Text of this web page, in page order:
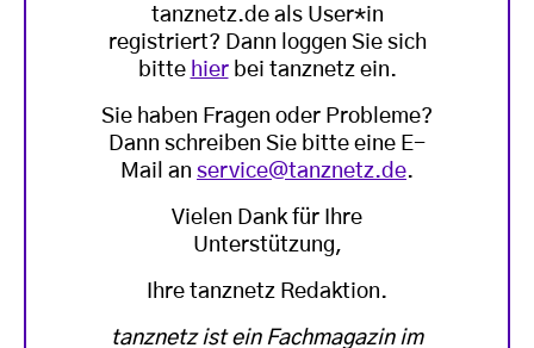
tanznetz.de als User*in
registriert? Dann loggen Sie sich
bitte hierbei tanznetz ein.
Sie haben Fragen oder Probleme?
Dann schreiben Sie bitte eine E-
Mail an service@tanznetz.de.
Vielen Dank für Ihre
Unterstützung,
Ihre tanznetz Redaktion.
tanznetz ist ein Fachmagazin im